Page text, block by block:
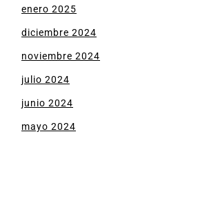
enero 2025
diciembre 2024
noviembre 2024
julio 2024
junio 2024
mayo 2024